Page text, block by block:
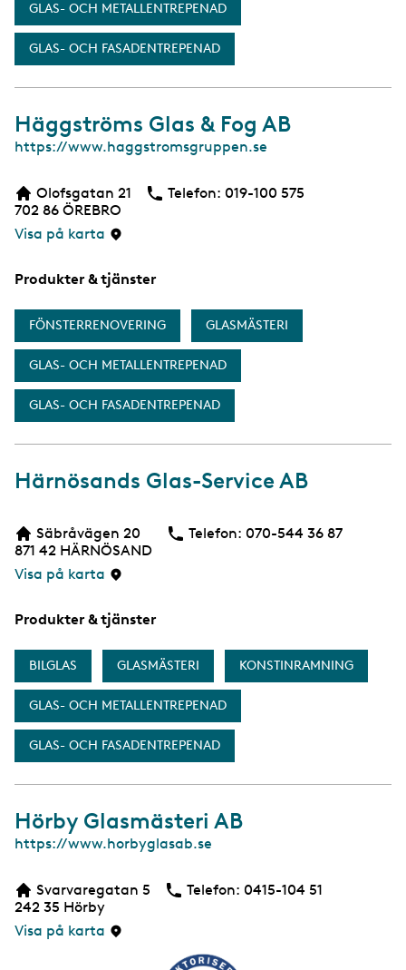
GLAS- OCH METALLENTREPENAD
GLAS- OCH FASADENTREPENAD
Häggströms Glas & Fog AB
W
b
s
i
https://www.haggstromsgruppen.se
Olofsgatan 21
702 86 ÖREBRO
Visa på karta
Telefon: Telefon
019-100 575
Produkter & tjänster
FÖNSTERRENOVERING GLASMÄSTERI
GLAS- OCH METALLENTREPENAD
GLAS- OCH FASADENTREPENAD
Härnösands Glas-Service AB
Säbråvägen 20
871 42 HÄRNÖSAND
Visa på karta
Telefon: Telefon
070-544 36 87
Produkter & tjänster
BILGLAS GLASMÄSTERI KONSTINRAMNING
GLAS- OCH METALLENTREPENAD
GLAS- OCH FASADENTREPENAD
Hörby Glasmästeri AB
W
b
s
i
https://www.horbyglasab.se
Svarvaregatan 5
242 35 Hörby
Visa på karta
Telefon: Telefon
0415-104 51